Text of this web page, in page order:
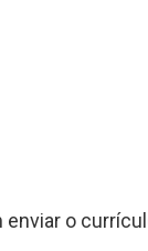
o